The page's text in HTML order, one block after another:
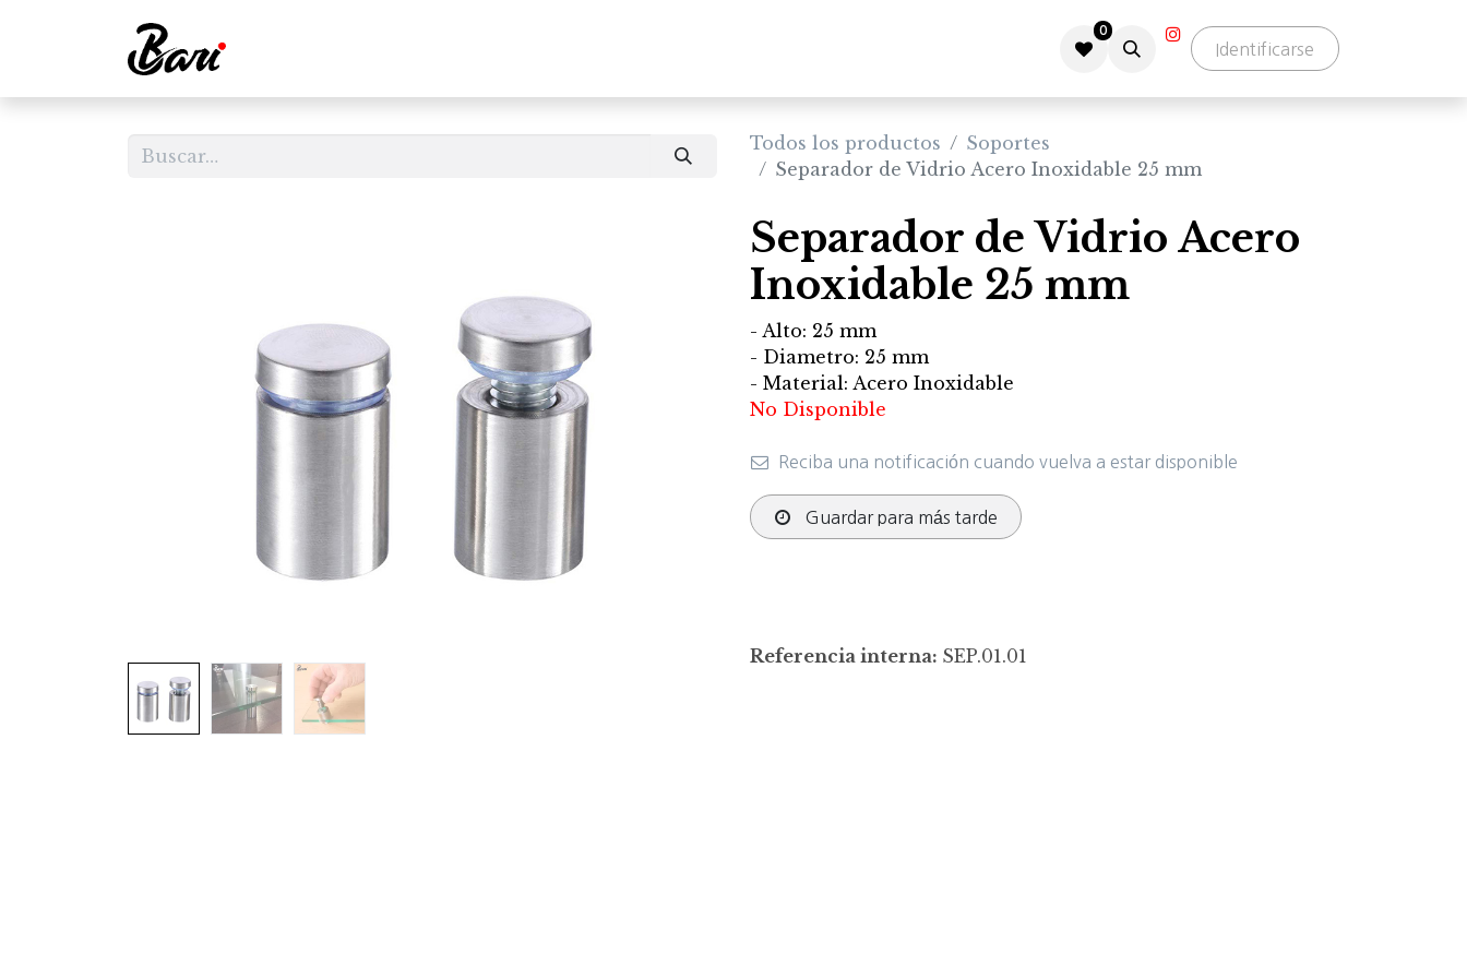
0
Identificarse
Todos los productos
Soportes
Separador de Vidrio Acero Inoxidable 25 mm
Separador de Vidrio Acero
Inoxidable 25 mm
- Alto: 25 mm
- Diametro: 25 mm
- Material: Acero Inoxidable
No Disponible
Reciba una notificación cuando vuelva a estar disponible
Guardar para más tarde
Referencia interna: SEP.01.01